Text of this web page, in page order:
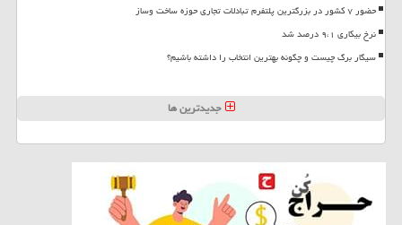
حضور ۷ کشور در بزرگترین پلتفرم تبادلات تجاری حوزه ساخت وساز
نرخ بیکاری ۹،۱ درصد شد
سیگار برگ چیست و چگونه بهترین انتخاب را داشته باشیم؟
جدیدترین ها